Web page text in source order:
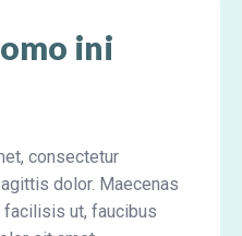
ini
consectetur
dolor. Maecenas
facilisis ut, faucibus